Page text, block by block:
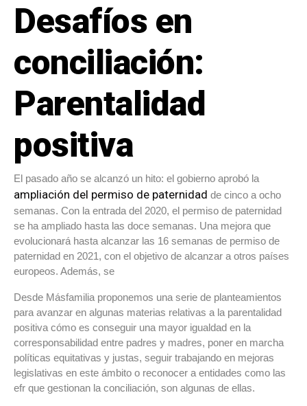
Desafíos en
conciliación:
Parentalidad
positiva
El pasado año se alcanzó un hito: el gobierno aprobó la
ampliación del permiso de paternidad de cinco a ocho
semanas. Con la entrada del 2020, el permiso de paternidad
se ha ampliado hasta las doce semanas. Una mejora que
evolucionará hasta alcanzar las 16 semanas de permiso de
paternidad en 2021, con el objetivo de alcanzar a otros países
europeos. Además, se
Desde Másfamilia proponemos una serie de planteamientos
para avanzar en algunas materias relativas a la parentalidad
positiva cómo es conseguir una mayor igualdad en la
corresponsabilidad entre padres y madres, poner en marcha
políticas equitativas y justas, seguir trabajando en mejoras
legislativas en este ámbito o reconocer a entidades como las
efr que gestionan la conciliación, son algunas de ellas.